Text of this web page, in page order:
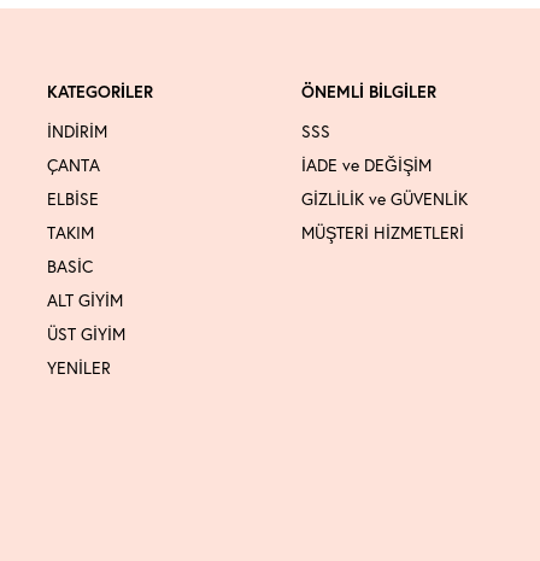
KATEGORİLER
İNDİRİM
ÇANTA
ELBİSE
TAKIM
BASİC
ALT GİYİM
ÜST GİYİM
YENİLER
ÖNEMLİ BİLGİLER
SSS
İADE ve DEĞİŞİM
GİZLİLİK ve GÜVENLİK
MÜŞTERİ HİZMETLERİ